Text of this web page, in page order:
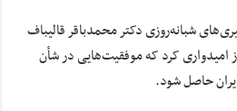
شبانه‌روزی دکتر محمدباقر قالیباف
امیدواری کرد که موفقیت‌هایی در شأن
حاصل شود.